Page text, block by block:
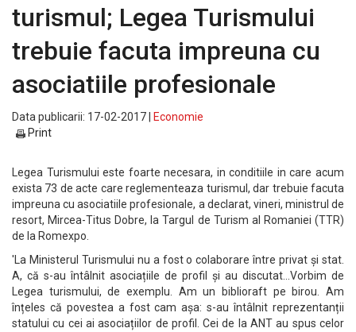
turismul; Legea Turismului
trebuie facuta impreuna cu
asociatiile profesionale
Data publicarii: 17-02-2017 |
Economie
Print
Legea Turismului este foarte necesara, in conditiile in care acum
exista 73 de acte care reglementeaza turismul, dar trebuie facuta
impreuna cu asociatiile profesionale, a declarat, vineri, ministrul de
resort, Mircea-Titus Dobre, la Targul de Turism al Romaniei (TTR)
de la Romexpo.
'La Ministerul Turismului nu a fost o colaborare între privat și stat.
A, că s-au întâlnit asociațiile de profil și au discutat...Vorbim de
Legea turismului, de exemplu. Am un biblioraft pe birou. Am
înțeles că povestea a fost cam așa: s-au întâlnit reprezentanții
statului cu cei ai asociațiilor de profil. Cei de la ANT au spus celor